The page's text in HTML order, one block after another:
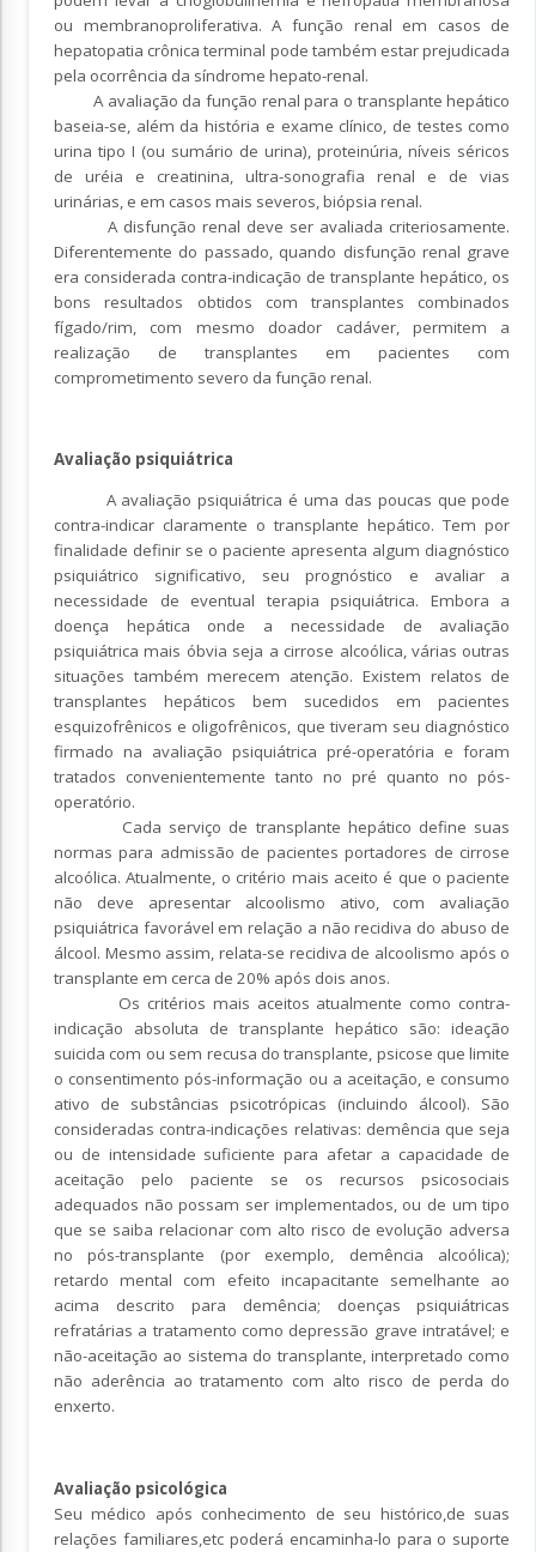
ou membranoproliferativa. A função renal em casos de
hepatopatia crônica terminal pode também estar prejudicada
pela ocorrência da síndrome hepato-renal.
A avaliação da função renal para o transplante hepático
baseia-se, além da história e exame clínico, de testes como
urina tipo I (ou sumário de urina), proteinúria, níveis séricos
de uréia e creatinina, ultra-sonografia renal e de vias
urinárias, e em casos mais severos, biópsia renal.
A disfunção renal deve ser avaliada criteriosamente.
Diferentemente do passado, quando disfunção renal grave
era considerada contra-indicação de transplante hepático, os
bons resultados obtidos com transplantes combinados
fígado/rim, com mesmo doador cadáver, permitem a
realização de transplantes em pacientes com
comprometimento severo da função renal.
Avaliação psiquiátrica
A avaliação psiquiátrica é uma das poucas que pode
contra-indicar claramente o transplante hepático. Tem por
finalidade definir se o paciente apresenta algum diagnóstico
psiquiátrico significativo, seu prognóstico e avaliar a
necessidade de eventual terapia psiquiátrica. Embora a
doença hepática onde a necessidade de avaliação
psiquiátrica mais óbvia seja a cirrose alcoólica, várias outras
situações também merecem atenção. Existem relatos de
transplantes hepáticos bem sucedidos em pacientes
esquizofrênicos e oligofrênicos, que tiveram seu diagnóstico
firmado na avaliação psiquiátrica pré-operatória e foram
tratados convenientemente tanto no pré quanto no pós-
operatório.
Cada serviço de transplante hepático define suas
normas para admissão de pacientes portadores de cirrose
alcoólica. Atualmente, o critério mais aceito é que o paciente
não deve apresentar alcoolismo ativo, com avaliação
psiquiátrica favorável em relação a não recidiva do abuso de
álcool. Mesmo assim, relata-se recidiva de alcoolismo após o
transplante em cerca de 20% após dois anos.
Os critérios mais aceitos atualmente como contra-
indicação absoluta de transplante hepático são: ideação
suicida com ou sem recusa do transplante, psicose que limite
o consentimento pós-informação ou a aceitação, e consumo
ativo de substâncias psicotrópicas (incluindo álcool). São
consideradas contra-indicações relativas: demência que seja
ou de intensidade suficiente para afetar a capacidade de
aceitação pelo paciente se os recursos psicosociais
adequados não possam ser implementados, ou de um tipo
que se saiba relacionar com alto risco de evolução adversa
no pós-transplante (por exemplo, demência alcoólica);
retardo mental com efeito incapacitante semelhante ao
acima descrito para demência; doenças psiquiátricas
refratárias a tratamento como depressão grave intratável; e
não-aceitação ao sistema do transplante, interpretado como
não aderência ao tratamento com alto risco de perda do
enxerto.
Avaliação psicológica
Seu médico após conhecimento de seu histórico,de suas
relações familiares,etc poderá encaminha-lo para o suporte